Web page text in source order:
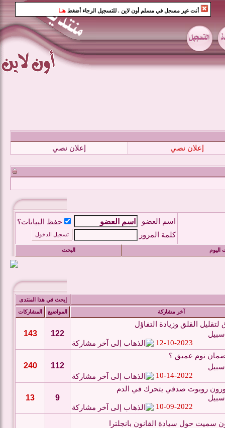
أنت غير مسجل في مسلم أون لاين . للتسجيل الرجاء أضغط هنـا
إعلان نصي إعلان نصي
اسم العضو
حفظ البيانات؟
كلمة المرور
اليوم البحث
إبحث في هذا المنتدى
آخر مشاركة المواضيع المشاركات
القلق وزيادة التفاؤل
سبيل
12-10-2023
122
143
نوم عميق ؟
سبيل
10-14-2022
112
240
روبوت صدفي يتحرك في الدم
سبيل
10-09-2022
9
13
سميت حول سيادة القانون بانجلترا